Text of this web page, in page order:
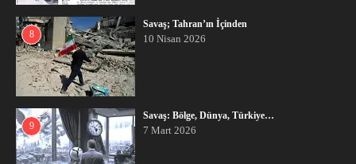
8
Savaş; Tahran’ın İçinden
10 Nisan 2026
9
Savaş: Bölge, Dünya, Türkiye…
7 Mart 2026